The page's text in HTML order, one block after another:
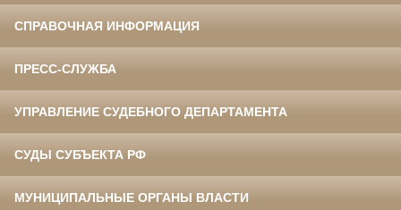
СПРАВОЧНАЯ ИНФОРМАЦИЯ
ПРЕСС-СЛУЖБА
УПРАВЛЕНИЕ СУДЕБНОГО ДЕПАРТАМЕНТА
СУДЫ СУБЪЕКТА РФ
МУНИЦИПАЛЬНЫЕ ОРГАНЫ ВЛАСТИ